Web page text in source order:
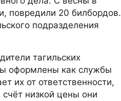
повредили 20 билбордов.
подразделения
тагильских
оформлены как службы
их от ответственности,
низкой цены они